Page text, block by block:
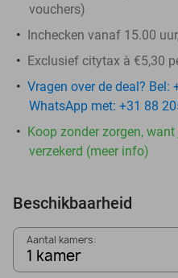
vouchers)
Inchecken vanaf 15.00
Exclusief citytax à €5,30
Vragen over de deal? Bel:
WhatsApp met: +31 88
Koop zonder zorgen,
verzekerd (meer info)
Beschikbaarheid
Aantal kamers:
1 kamer